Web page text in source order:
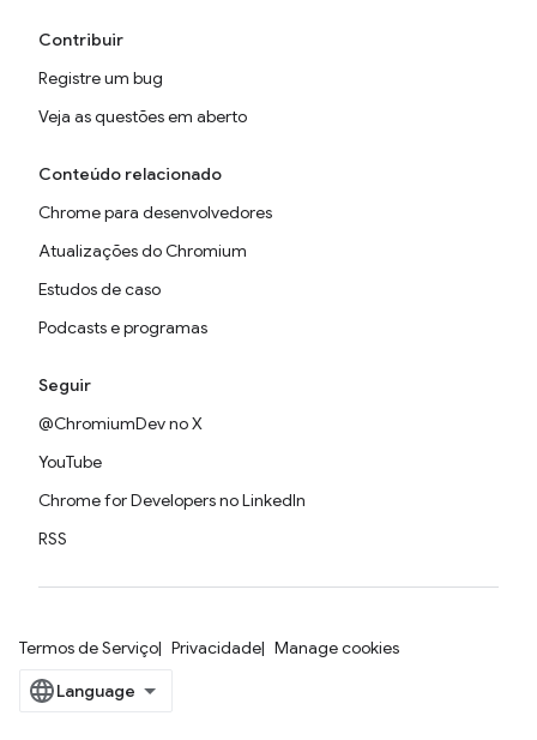
Contribuir
Registre um bug
Veja as questões em aberto
Conteúdo relacionado
Chrome para desenvolvedores
Atualizações do Chromium
Estudos de caso
Podcasts e programas
Seguir
@ChromiumDev no X
YouTube
Chrome for Developers no LinkedIn
RSS
Termos de Serviço Privacidade Manage cookies